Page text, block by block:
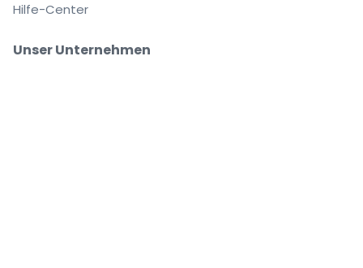
Unser Unternehmen
Hilfe-Center